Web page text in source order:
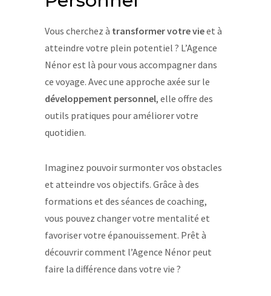
Vous cherchez à transformer votre vieet à
atteindre votre plein potentiel ? L’Agence
Nénor est là pour vous accompagner dans
ce voyage. Avec une approche axée sur le
développement personnel, elle offre des
outils pratiques pour améliorer votre
quotidien.
Imaginez pouvoir surmonter vos obstacles
et atteindre vos objectifs. Grâce à des
formations et des séances de coaching,
vous pouvez changer votre mentalité et
favoriser votre épanouissement. Prêt à
découvrir comment l’Agence Nénor peut
faire la différence dans votre vie ?